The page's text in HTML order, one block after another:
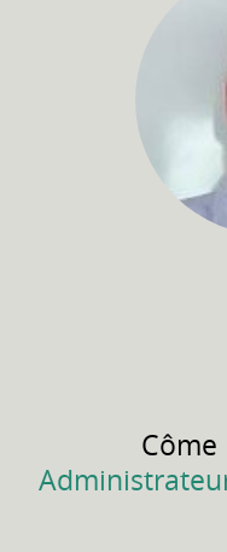
Côme